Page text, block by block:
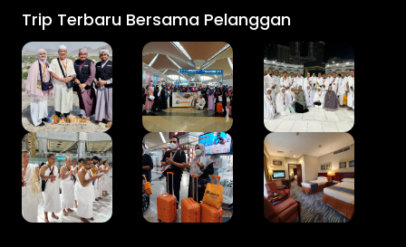
Trip Terbaru Bersama Pelanggan